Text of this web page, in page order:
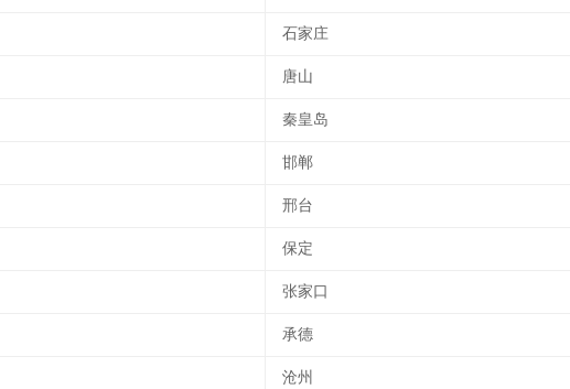
石家庄
唐山
秦皇岛
邯郸
邢台
保定
张家口
承德
沧州